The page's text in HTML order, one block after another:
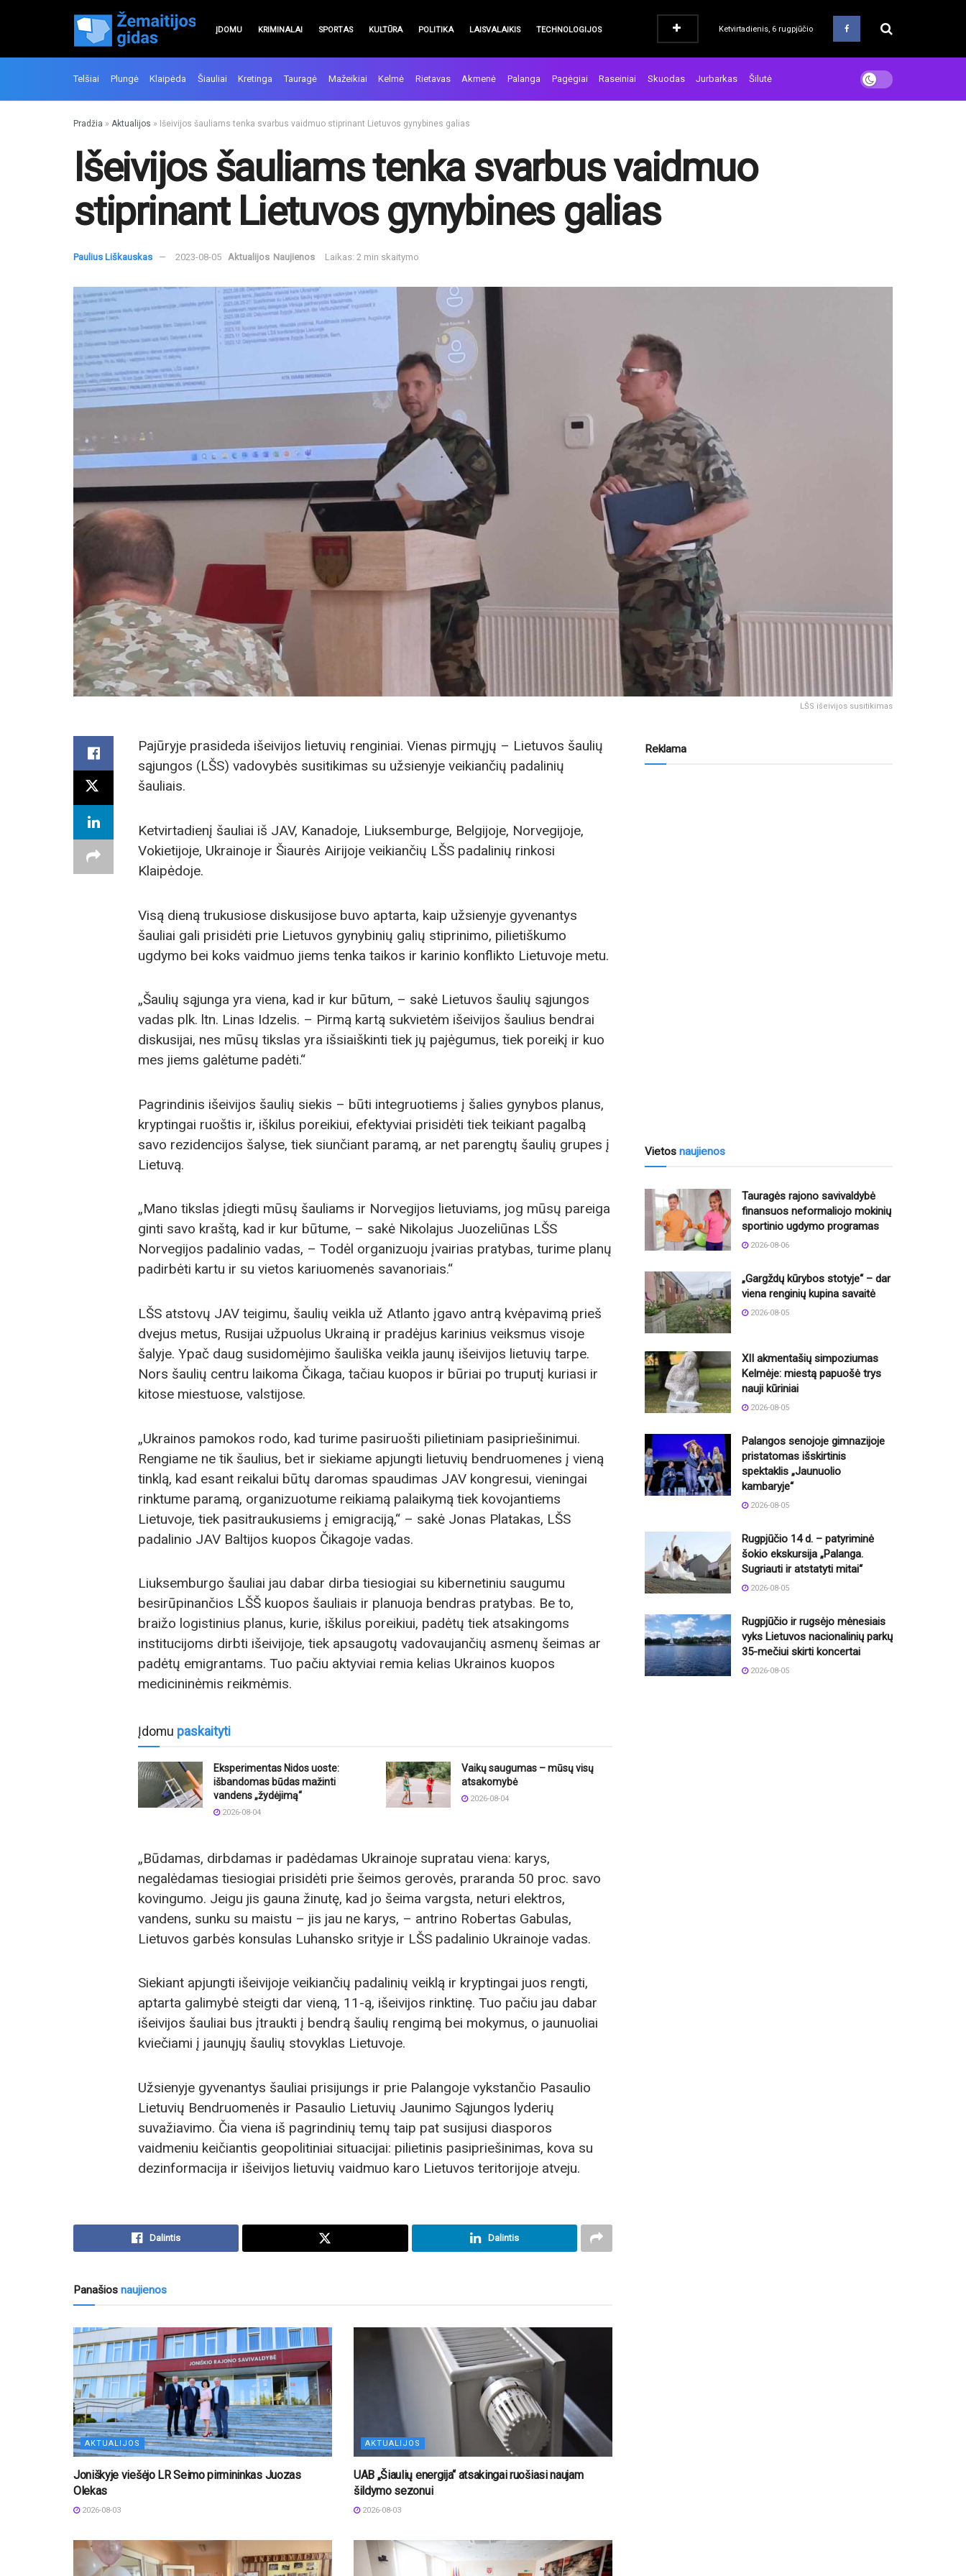
ĮDOMU KRIMINALAI SPORTAS KULTŪRA POLITIKA LAISVALAIKIS TECHNOLOGIJOS Ketvirtadienis, 6 rugpjūčio
Telšiai Plungė Klaipėda Šiauliai Kretinga Tauragė Mažeikiai Kelmė Rietavas Akmenė Palanga Pagėgiai Raseiniai Skuodas Jurbarkas Šilutė
Pradžia » Aktualijos » Išeivijos šauliams tenka svarbus vaidmuo stiprinant Lietuvos gynybines galias
Išeivijos šauliams tenka svarbus vaidmuo
stiprinant Lietuvos gynybines galias
Paulius Liškauskas 2023-08-05 Aktualijos Naujienos Laikas: 2 min skaitymo
LŠS išeivijos susitikimas
Pajūryje prasideda išeivijos lietuvių renginiai. Vienas pirmųjų – Lietuvos šaulių
sąjungos (LŠS) vadovybės susitikimas su užsienyje veikiančių padalinių
šauliais.
Ketvirtadienį šauliai iš JAV, Kanadoje, Liuksemburge, Belgijoje, Norvegijoje,
Vokietijoje, Ukrainoje ir Šiaurės Airijoje veikiančių LŠS padalinių rinkosi
Klaipėdoje.
Visą dieną trukusiose diskusijose buvo aptarta, kaip užsienyje gyvenantys
šauliai gali prisidėti prie Lietuvos gynybinių galių stiprinimo, pilietiškumo
ugdymo bei koks vaidmuo jiems tenka taikos ir karinio konflikto Lietuvoje metu.
„Šaulių sąjunga yra viena, kad ir kur būtum, – sakė Lietuvos šaulių sąjungos
vadas plk. ltn. Linas Idzelis. – Pirmą kartą sukvietėm išeivijos šaulius bendrai
diskusijai, nes mūsų tikslas yra išsiaiškinti tiek jų pajėgumus, tiek poreikį ir kuo
mes jiems galėtume padėti.“
Pagrindinis išeivijos šaulių siekis – būti integruotiems į šalies gynybos planus,
kryptingai ruoštis ir, iškilus poreikiui, efektyviai prisidėti tiek teikiant pagalbą
savo rezidencijos šalyse, tiek siunčiant paramą, ar net parengtų šaulių grupes į
Lietuvą.
„Mano tikslas įdiegti mūsų šauliams ir Norvegijos lietuviams, jog mūsų pareiga
ginti savo kraštą, kad ir kur būtume, – sakė Nikolajus Juozeliūnas LŠS
Norvegijos padalinio vadas, – Todėl organizuoju įvairias pratybas, turime planų
padirbėti kartu ir su vietos kariuomenės savanoriais.“
LŠS atstovų JAV teigimu, šaulių veikla už Atlanto įgavo antrą kvėpavimą prieš
dvejus metus, Rusijai užpuolus Ukrainą ir pradėjus karinius veiksmus visoje
šalyje. Ypač daug susidomėjimo šauliška veikla jaunų išeivijos lietuvių tarpe.
Nors šaulių centru laikoma Čikaga, tačiau kuopos ir būriai po truputį kuriasi ir
kitose miestuose, valstijose.
„Ukrainos pamokos rodo, kad turime pasiruošti pilietiniam pasipriešinimui.
Rengiame ne tik šaulius, bet ir siekiame apjungti lietuvių bendruomenes į vieną
tinklą, kad esant reikalui būtų daromas spaudimas JAV kongresui, vieningai
rinktume paramą, organizuotume reikiamą palaikymą tiek kovojantiems
Lietuvoje, tiek pasitraukusiems į emigraciją,“ – sakė Jonas Platakas, LŠS
padalinio JAV Baltijos kuopos Čikagoje vadas.
Liuksemburgo šauliai jau dabar dirba tiesiogiai su kibernetiniu saugumu
besirūpinančios LŠŠ kuopos šauliais ir planuoja bendras pratybas. Be to,
braižo logistinius planus, kurie, iškilus poreikiui, padėtų tiek atsakingoms
institucijoms dirbti išeivijoje, tiek apsaugotų vadovaujančių asmenų šeimas ar
padėtų emigrantams. Tuo pačiu aktyviai remia kelias Ukrainos kuopos
medicininėmis reikmėmis.
Įdomu paskaityti
Eksperimentas Nidos uoste:
išbandomas būdas mažinti
vandens „žydėjimą“
2026-08-04
Vaikų saugumas – mūsų visų
atsakomybė
2026-08-04
„Būdamas, dirbdamas ir padėdamas Ukrainoje supratau viena: karys,
negalėdamas tiesiogiai prisidėti prie šeimos gerovės, praranda 50 proc. savo
kovingumo. Jeigu jis gauna žinutę, kad jo šeima vargsta, neturi elektros,
vandens, sunku su maistu – jis jau ne karys, – antrino Robertas Gabulas,
Lietuvos garbės konsulas Luhansko srityje ir LŠS padalinio Ukrainoje vadas.
Siekiant apjungti išeivijoje veikiančių padalinių veiklą ir kryptingai juos rengti,
aptarta galimybė steigti dar vieną, 11-ą, išeivijos rinktinę. Tuo pačiu jau dabar
išeivijos šauliai bus įtraukti į bendrą šaulių rengimą bei mokymus, o jaunuoliai
kviečiami į jaunųjų šaulių stovyklas Lietuvoje.
Užsienyje gyvenantys šauliai prisijungs ir prie Palangoje vykstančio Pasaulio
Lietuvių Bendruomenės ir Pasaulio Lietuvių Jaunimo Sąjungos lyderių
suvažiavimo. Čia viena iš pagrindinių temų taip pat susijusi diasporos
vaidmeniu keičiantis geopolitiniai situacijai: pilietinis pasipriešinimas, kova su
dezinformacija ir išeivijos lietuvių vaidmuo karo Lietuvos teritorijoje atveju.
Dalintis Dalintis
Panašios naujienos
AKTUALIJOS
Joniškyje viešėjo LR Seimo pirmininkas Juozas
Olekas
2026-08-03
AKTUALIJOS
UAB „Šiaulių energija“ atsakingai ruošiasi naujam
šildymo sezonui
2026-08-03
Reklama
Vietos naujienos
Tauragės rajono savivaldybė
finansuos neformaliojo mokinių
sportinio ugdymo programas
2026-08-06
„Gargždų kūrybos stotyje“ – dar
viena renginių kupina savaitė
2026-08-05
XII akmentašių simpoziumas
Kelmėje: miestą papuošė trys
nauji kūriniai
2026-08-05
Palangos senojoje gimnazijoje
pristatomas išskirtinis
spektaklis „Jaunuolio
kambaryje“
2026-08-05
Rugpjūčio 14 d. – patyriminė
šokio ekskursija „Palanga.
Sugriauti ir atstatyti mitai“
2026-08-05
Rugpjūčio ir rugsėjo mėnesiais
vyks Lietuvos nacionalinių parkų
35-mečiui skirti koncertai
2026-08-05